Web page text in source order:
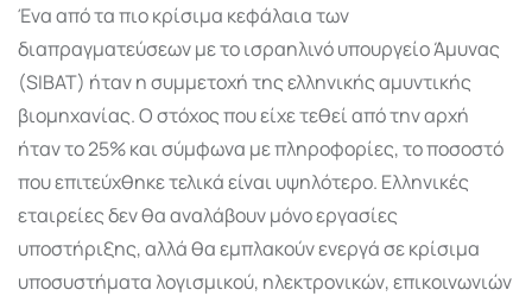
Ένα από τα πιο κρίσιμα κεφάλαια των
διαπραγματεύσεων με το ισραηλινό υπουργείο Άμυνας
(SIBAT) ήταν η συμμετοχή της ελληνικής αμυντικής
βιομηχανίας. Ο στόχος που είχε τεθεί από την αρχή
ήταν το 25% και σύμφωνα με πληροφορίες, το ποσοστό
που επιτεύχθηκε τελικά είναι υψηλότερο. Ελληνικές
εταιρείες δεν θα αναλάβουν μόνο εργασίες
υποστήριξης, αλλά θα εμπλακούν ενεργά σε κρίσιμα
υποσυστήματα λογισμικού, ηλεκτρονικών, επικοινωνιών